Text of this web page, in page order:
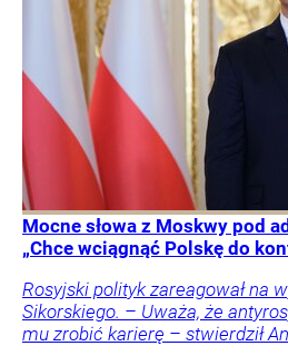
Mocne słowa z Moskwy pod
„Chce wciągnąć Polskę do
Rosyjski polityk zareagował na
Sikorskiego. – Uważa, że
mu zrobić karierę – stwierdził